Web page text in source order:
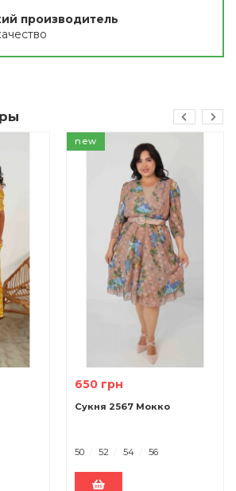
производитель
new
650 грн
Сукня 2567 Мокко
50 52 54 56